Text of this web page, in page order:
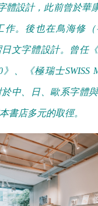
體設計，此前曾於華
作。後也在鳥海修
文字體設計。曾任
、《極瑞士SWISS
中、日、歐系字體
書店多元的取徑。